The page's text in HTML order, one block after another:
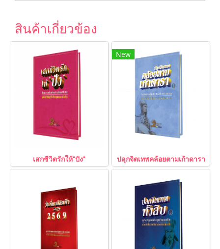
สินค้าเกี่ยวข้อง
เสกชีวิตรักให้"ปัง"
New
ปลุกจิตเทพคล้อยตามเก้าดารา